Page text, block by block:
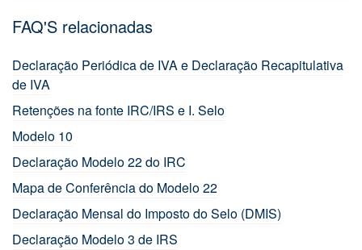
FAQ'S relacionadas
Declaração Periódica de IVA e Declaração Recapitulativa
de IVA
Retenções na fonte IRC/IRS e I. Selo
Modelo 10
Declaração Modelo 22 do IRC
Mapa de Conferência do Modelo 22
Declaração Mensal do Imposto do Selo (DMIS)
Declaração Modelo 3 de IRS